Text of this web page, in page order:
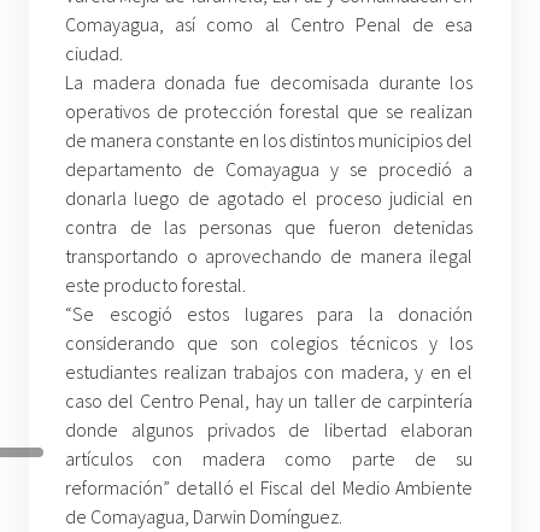
Comayagua, así como al Centro Penal de esa
ciudad.
La madera donada fue decomisada durante los
operativos de protección forestal que se realizan
de manera constante en los distintos municipios del
departamento de Comayagua y se procedió a
donarla luego de agotado el proceso judicial en
contra de las personas que fueron detenidas
transportando o aprovechando de manera ilegal
este producto forestal.
“Se escogió estos lugares para la donación
considerando que son colegios técnicos y los
estudiantes realizan trabajos con madera, y en el
caso del Centro Penal, hay un taller de carpintería
donde algunos privados de libertad elaboran
artículos con madera como parte de su
reformación” detalló el Fiscal del Medio Ambiente
de Comayagua, Darwin Domínguez.